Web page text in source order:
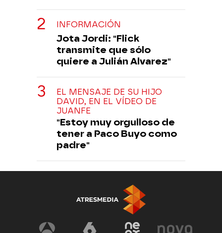
INFORMACIÓN
Jota Jordi: "Flick
transmite que sólo
quiere a Julián Alvarez"
EL MENSAJE DE SU HIJO
DAVID, EN EL VÍDEO DE
JUANFE
"Estoy muy orgulloso de
tener a Paco Buyo como
padre"